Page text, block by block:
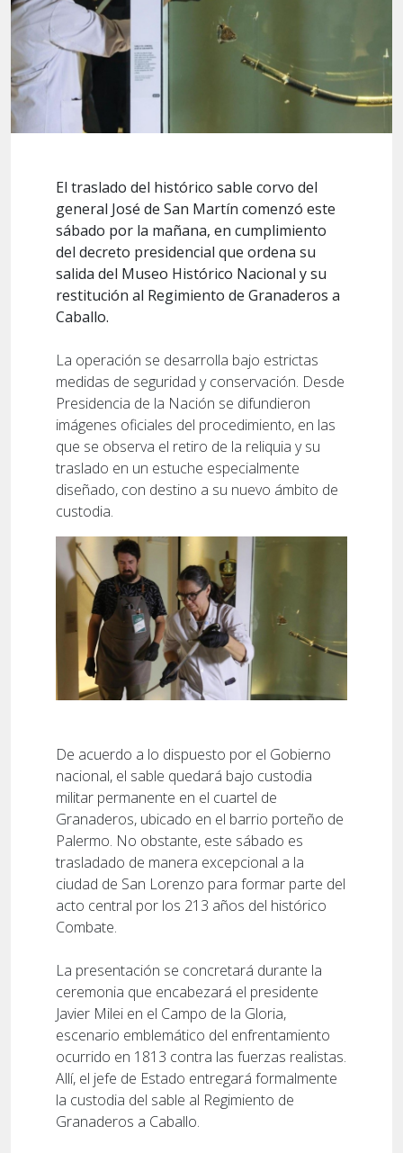
El traslado del histórico sable corvo del
general José de San Martín comenzó este
sábado por la mañana, en cumplimiento
del decreto presidencial que ordena su
salida del Museo Histórico Nacional y su
restitución al Regimiento de Granaderos a
Caballo.
La operación se desarrolla bajo estrictas
medidas de seguridad y conservación. Desde
Presidencia de la Nación se difundieron
imágenes oficiales del procedimiento, en las
que se observa el retiro de la reliquia y su
traslado en un estuche especialmente
diseñado, con destino a su nuevo ámbito de
custodia.
De acuerdo a lo dispuesto por el Gobierno
nacional, el sable quedará bajo custodia
militar permanente en el cuartel de
Granaderos, ubicado en el barrio porteño de
Palermo. No obstante, este sábado es
trasladado de manera excepcional a la
ciudad de San Lorenzo para formar parte del
acto central por los 213 años del histórico
Combate.
La presentación se concretará durante la
ceremonia que encabezará el presidente
Javier Milei en el Campo de la Gloria,
escenario emblemático del enfrentamiento
ocurrido en 1813 contra las fuerzas realistas.
Allí, el jefe de Estado entregará formalmente
la custodia del sable al Regimiento de
Granaderos a Caballo.